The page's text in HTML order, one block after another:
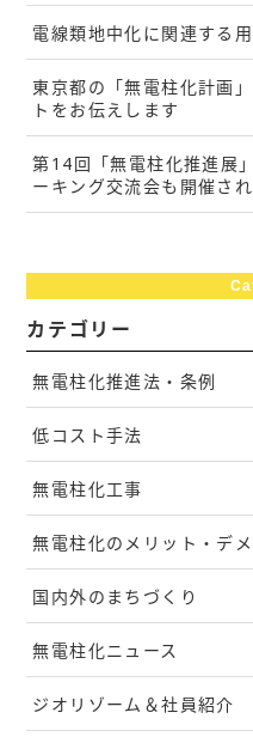
電線類地中化に関連する
東京都の「無電柱化計画
トをお伝えします
第14回「無電柱化推進展
ーキング交流会も開催され
カテゴリー
無電柱化推進法・条例
低コスト手法
無電柱化工事
無電柱化のメリット・デ
国内外のまちづくり
無電柱化ニュース
ジオリゾーム＆社員紹介